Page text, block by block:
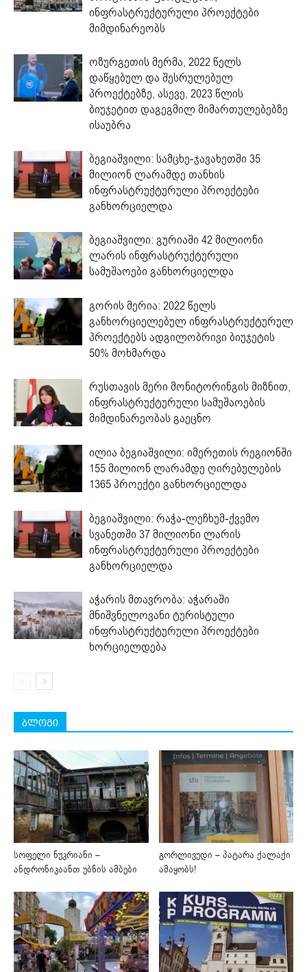
ინფრასტრუქტურული პროექტები
მიმდინარეობს
ოზურგეთის მერმა, 2022 წელს
დაწყებულ და შესრულებულ
პროექტებზე, ასევე, 2023 წლის
ბიუჯეტით დაგეგმილ მიმართულებებზე
ისაუბრა
ბეგიაშვილი: სამცხე-ჯავახეთში 35
მილიონ ლარამდე თანხის
ინფრასტრუქტურული პროექტები
განხორციელდა
ბეგიაშვილი: გურიაში 42 მილიონი
ლარის ინფრასტრუქტურული
სამუშაოები განხორციელდა
გორის მერია: 2022 წელს
განხორციელებულ ინფრასტრუქტურულ
პროექტებს ადგილობრივი ბიუჯეტის
50% მოხმარდა
რუსთავის მერი მონიტორინგის მიზნით,
ინფრასტრუქტურული სამუშაოების
მიმდინარეობას გაეცნო
ილია ბეგიაშვილი: იმერეთის რეგიონში
155 მილიონ ლარამდე ღირებულების
1365 პროექტი განხორციელდა
ბეგიაშვილი: რაჭა-ლეჩხუმ-ქვემო
სვანეთში 37 მილიონი ლარის
ინფრასტრუქტურული პროექტები
განხორციელდა
აჭარის მთავრობა: აჭარაში
მნიშვნელოვანი ტურისტული
ინფრასტრუქტურული პროექტები
ხორციელდება
ბლოგი
სოფელი ნუკრიანი –
ანდრონიკაანთ უბნის ამბები
გორლივუდი – პატარა ქალაქი
ამაყობს!